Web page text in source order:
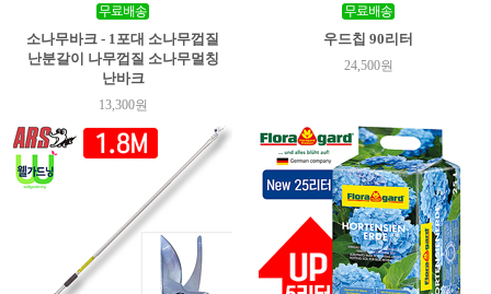
소나무바크 - 1포대 소나무껍질
난분갈이 나무껍질 소나무멀칭
난바크
13,300원
우드칩 90리터
24,500원